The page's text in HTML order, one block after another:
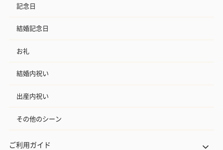
記念日
結婚記念日
お礼
結婚内祝い
出産内祝い
その他のシーン
ご利用ガイド